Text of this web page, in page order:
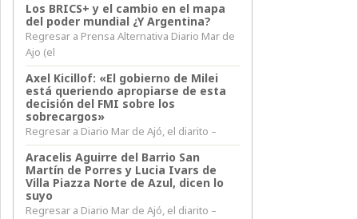
Los BRICS+ y el cambio en el mapa
del poder mundial ¿Y Argentina?
Regresar a Prensa Alternativa Diario Mar de
Ajo (el
Axel Kicillof: «El gobierno de Milei
está queriendo apropiarse de esta
decisión del FMI sobre los
sobrecargos»
Regresar a Diario Mar de Ajó, el diarito –
Aracelis Aguirre del Barrio San
Martín de Porres y Lucia Ivars de
Villa Piazza Norte de Azul, dicen lo
suyo
Regresar a Diario Mar de Ajó, el diarito –